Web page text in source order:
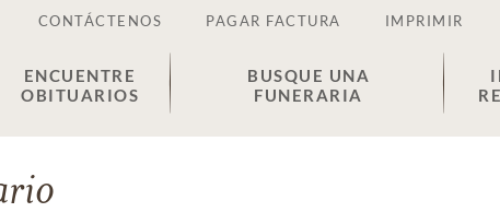
CONTÁCTENOS PAGAR FACTURA IMPRIMIR
ENCUENTRE
OBITUARIOS
BUSQUE UNA
FUNERARIA